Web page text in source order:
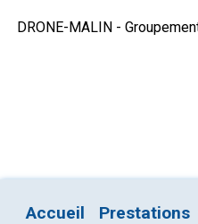
DRONE-MALIN -
Accueil Prestations